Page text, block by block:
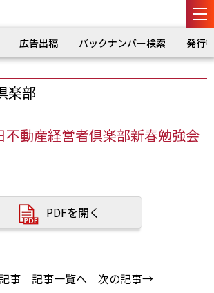
広告出稿 バックナンバー検索 発行
楽部
不動産経営者倶楽部新春勉強会
PDFを開く
事 記事一覧へ 次の記事→